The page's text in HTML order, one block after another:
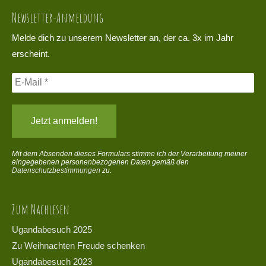
Newsletter-Anmeldung
Melde dich zu unserem Newsletter an, der ca. 3x im Jahr
erscheint.
Mit dem Absenden dieses Formulars stimme ich der Verarbeitung meiner
eingegebenen personenbezogenen Daten gemäß den
Datenschutzbestimmungen zu.
Zum Nachlesen
Ugandabesuch 2025
Zu Weihnachten Freude schenken
Ugandabesuch 2023